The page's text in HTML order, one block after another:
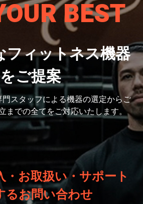
BEST
フィットネス機器
をご提案
スタッフによる機器の選定からご
までの全てをご対応いたします。
・お取扱い・サポート
るお問い合わせ